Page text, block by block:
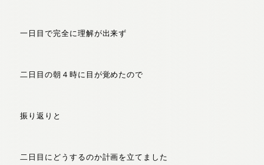
一日目で完全に理解が出来ず
二日目の朝４時に目が覚めたので
振り返りと
二日目にどうするのか計画を立てました